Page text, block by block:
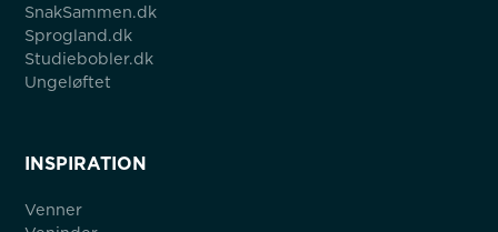
SnakSammen.dk
Sprogland.dk
Studiebobler.dk
Ungeløftet
INSPIRATION
Venner